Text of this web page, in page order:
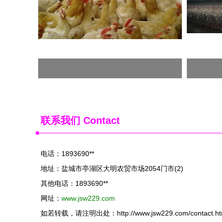
联系我们 Contact
电话：1893690**
地址：盐城市亭湖区大明农贸市场2054门市(2)
其他电话：1893690**
网址： www.jsw229.com
如若转载，请注明出处：http://www.jsw229.com/